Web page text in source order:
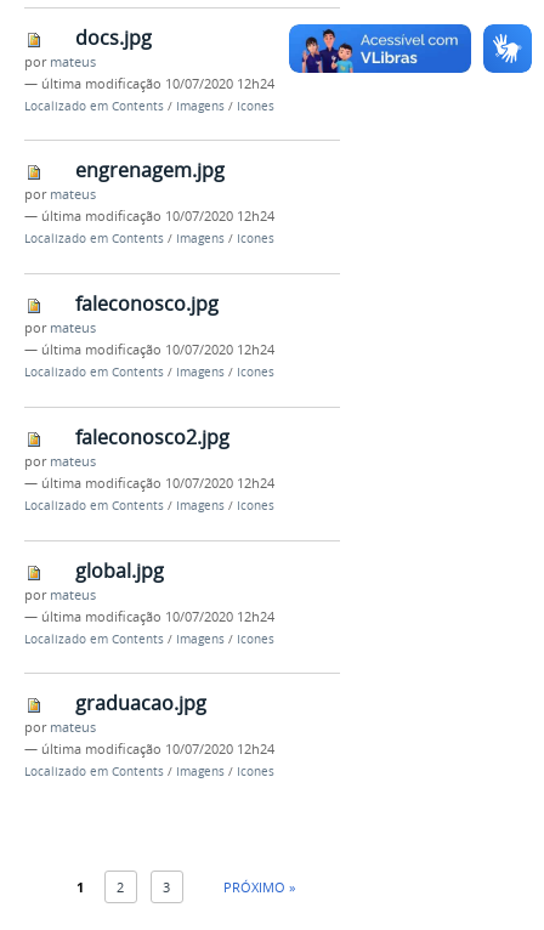
docs.jpg
por mateus
— última modificação 10/07/2020 12h24
Localizado em Contents / Imagens / Icones
engrenagem.jpg
por mateus
— última modificação 10/07/2020 12h24
Localizado em Contents / Imagens / Icones
faleconosco.jpg
por mateus
— última modificação 10/07/2020 12h24
Localizado em Contents / Imagens / Icones
faleconosco2.jpg
por mateus
— última modificação 10/07/2020 12h24
Localizado em Contents / Imagens / Icones
global.jpg
por mateus
— última modificação 10/07/2020 12h24
Localizado em Contents / Imagens / Icones
graduacao.jpg
por mateus
— última modificação 10/07/2020 12h24
Localizado em Contents / Imagens / Icones
1 2 3 PRÓXIMO »